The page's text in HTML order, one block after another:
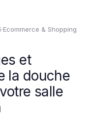
·Ecommerce & Shopping
et
la douche
salle